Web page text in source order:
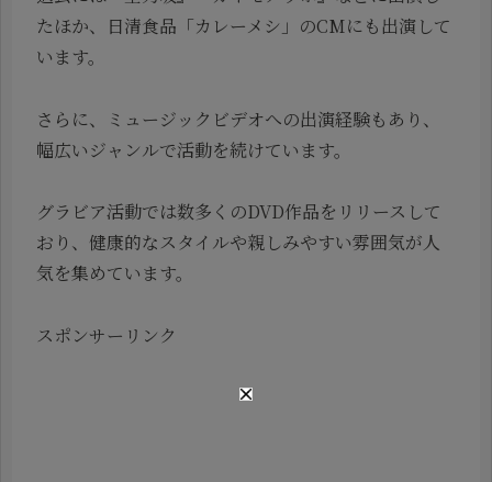
たほか、日清食品「カレーメシ」のCMにも出演して
います。
さらに、ミュージックビデオへの出演経験もあり、
幅広いジャンルで活動を続けています。
グラビア活動では数多くのDVD作品をリリースして
おり、健康的なスタイルや親しみやすい雰囲気が人
気を集めています。
スポンサーリンク